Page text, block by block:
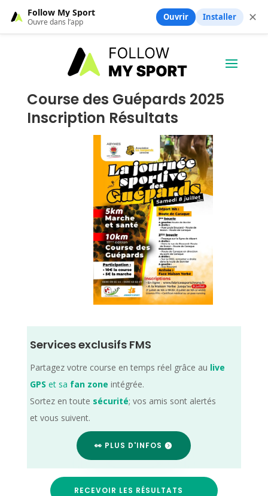
Course des Guépards 2025
Inscription Résultats
Services exclusifs FMS
Partagez votre course en temps réel grâce au live
GPS et sa fan zone intégrée.
Sortez en toute sécurité; vos amis sont alertés
et vous suivent.
👀 PLUS D'INFOS
RECEVOIR LES RÉSULTATS
Follow My Sport
Ouvre dans l’app Ouvrir Installer ✕